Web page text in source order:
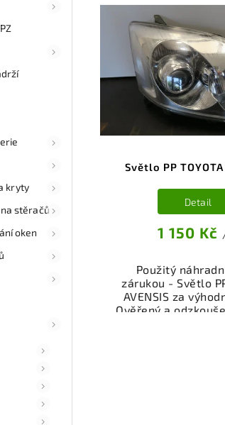
kryty
stěračů
oken
Světlo PP TOYOTA
1 150 Kč
Detail
Použitý
zárukou - Světlo
AVENSIS za
Ověřený a